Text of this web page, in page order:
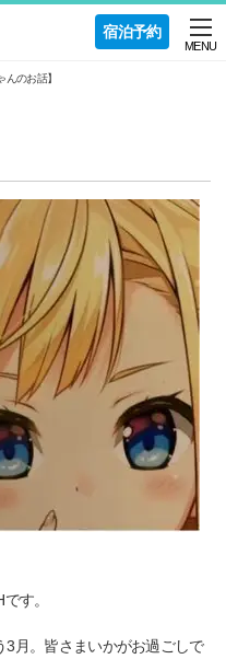
宿泊予約
MENU
んのお話】
す。
3月。皆さまいかがお過ごしで